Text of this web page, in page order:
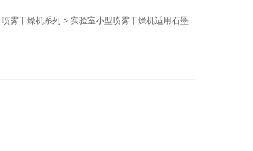
喷雾干燥机系列 > 实验室小型喷雾干燥机适用石墨烯金属颗粒